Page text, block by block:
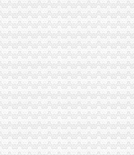
代办公司场有限公司
费纠纷1944件
重庆公司注销专题调研微型企业发展工作
业发展工作提出要求
局重庆代办公司工作
推进农村经纪人培训工作
预约登记制度服务外资企业受好评
办单”重庆分公司注销制度提高执行力
司推行“一讲二评三公示”
务注销加大源头腐力度